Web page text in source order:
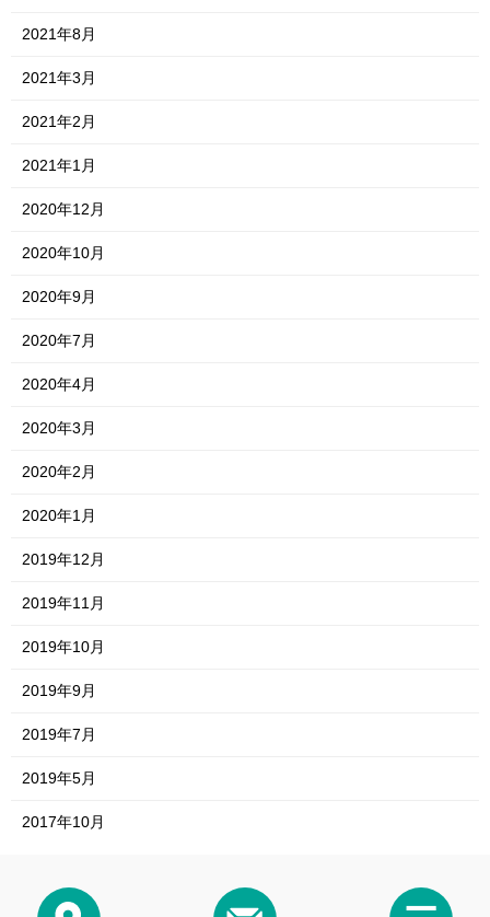
2021年8月
2021年3月
2021年2月
2021年1月
2020年12月
2020年10月
2020年9月
2020年7月
2020年4月
2020年3月
2020年2月
2020年1月
2019年12月
2019年11月
2019年10月
2019年9月
2019年7月
2019年5月
2017年10月